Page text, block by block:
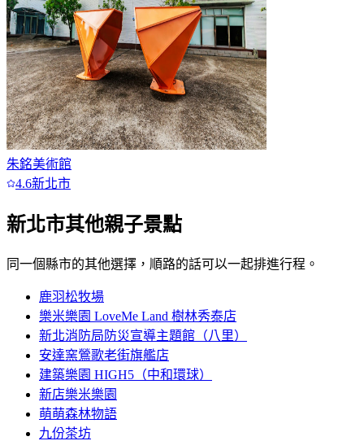
朱銘美術館
4.6新北市
新北市其他親子景點
同一個縣市的其他選擇，順路的話可以一起排進行程。
鹿羽松牧場
樂米樂園 LoveMe Land 樹林秀泰店
新北消防局防災宣導主題館（八里）
安達窯鶯歌老街旗艦店
建築樂園 HIGH5（中和環球）
新店樂米樂園
萌萌森林物語
九份茶坊